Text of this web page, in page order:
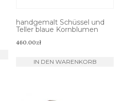
handgemalt Schüssel und
Teller blaue Kornblumen
460.00zł
IN DEN WARENKORB